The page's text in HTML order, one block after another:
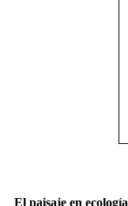
El paisaje en ecología